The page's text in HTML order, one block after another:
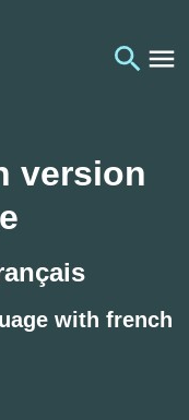
version
with french